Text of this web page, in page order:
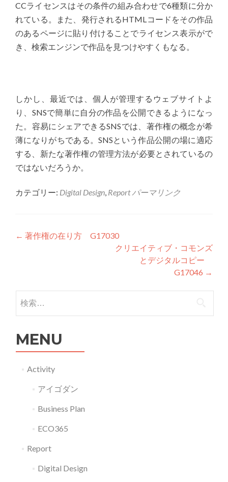
CCライセンスはその条件の組み合わせで6種類に分か
れている。また、発行されるHTMLコードをその作品
のあるページに貼り付けることでライセンス表示がで
き、検索エンジンで作品を見つけやすくもなる。
しかし、最近では、個人が管理するウェブサイトよ
り、SNSで簡単に自分の作品を公開できるようになっ
た。容易にシェアできるSNSでは、著作権の概念が希
薄になりがちである。SNSという作品公開の場に適応
する、新たな著作権の管理方法が必要とされているの
ではないだろうか。
カテゴリー: Digital Design, Report パーマリンク
投稿ナビゲーション
← 著作権の在り方 G17030
クリエイティブ・コモンズ
とデジタルコピー
G17046 →
検索:
MENU
Activity
アイゴダン
Business Plan
ECO365
Report
Digital Design